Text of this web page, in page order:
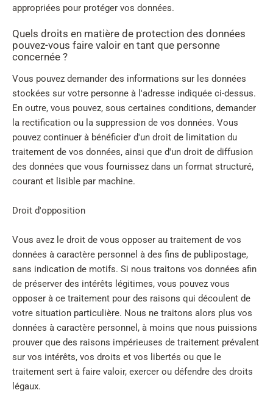
appropriées pour protéger vos données.
Quels droits en matière de protection des données
pouvez-vous faire valoir en tant que personne
concernée ?
Vous pouvez demander des informations sur les données
stockées sur votre personne à l'adresse indiquée ci-dessus.
En outre, vous pouvez, sous certaines conditions, demander
la rectification ou la suppression de vos données. Vous
pouvez continuer à bénéficier d'un droit de limitation du
traitement de vos données, ainsi que d'un droit de diffusion
des données que vous fournissez dans un format structuré,
courant et lisible par machine.
Droit d'opposition
Vous avez le droit de vous opposer au traitement de vos
données à caractère personnel à des fins de publipostage,
sans indication de motifs. Si nous traitons vos données afin
de préserver des intérêts légitimes, vous pouvez vous
opposer à ce traitement pour des raisons qui découlent de
votre situation particulière. Nous ne traitons alors plus vos
données à caractère personnel, à moins que nous puissions
prouver que des raisons impérieuses de traitement prévalent
sur vos intérêts, vos droits et vos libertés ou que le
traitement sert à faire valoir, exercer ou défendre des droits
légaux.